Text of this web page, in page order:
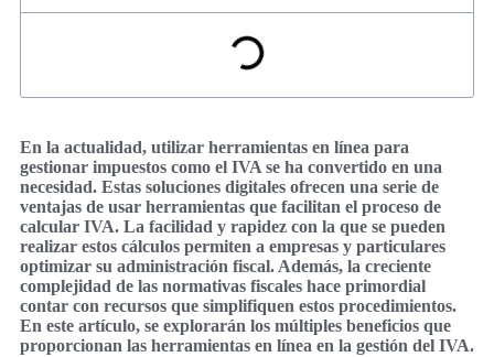
En la actualidad, utilizar herramientas en línea para
gestionar impuestos como el IVA se ha convertido en una
necesidad. Estas soluciones digitales ofrecen una serie de
ventajas de usar herramientas que facilitan el proceso de
calcular IVA. La facilidad y rapidez con la que se pueden
realizar estos cálculos permiten a empresas y particulares
optimizar su administración fiscal. Además, la creciente
complejidad de las normativas fiscales hace primordial
contar con recursos que simplifiquen estos procedimientos.
En este artículo, se explorarán los múltiples beneficios que
proporcionan las herramientas en línea en la gestión del IVA.